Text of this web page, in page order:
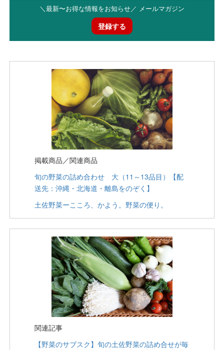
＼最新〜お得な情報をお知らせ／ メールマガジン
登録する
掲載商品／関連商品
旬の野菜の詰め合わせ 大（11～13品目）【配
送先：沖縄・北海道・離島をのぞく】
土佐野菜ーこころ、かよう。野菜の便り。
関連記事
【野菜のサブスク】旬の土佐野菜の詰め合せが毎